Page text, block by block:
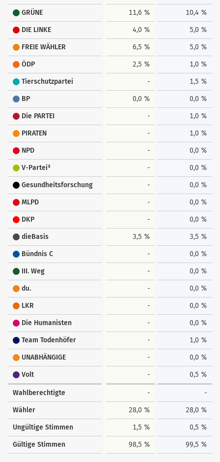
GRÜNE 11,6 % 10,4 %
DIE LINKE 4,0 % 5,0 %
FREIE WÄHLER 6,5 % 5,0 %
ÖDP 2,5 % 1,0 %
Tierschutzpartei - 1,5 %
BP 0,0 % 0,0 %
Die PARTEI - 1,0 %
PIRATEN - 1,0 %
NPD - 0,0 %
V-Partei³ - 0,0 %
Gesundheitsforschung - 0,0 %
MLPD - 0,0 %
DKP - 0,0 %
dieBasis 3,5 % 3,5 %
Bündnis C - 0,0 %
III. Weg - 0,0 %
du. - 0,0 %
LKR - 0,0 %
Die Humanisten - 0,0 %
Team Todenhöfer - 1,0 %
UNABHÄNGIGE - 0,0 %
Volt - 0,5 %
Wahlberechtigte - -
Wähler 28,0 % 28,0 %
Ungültige Stimmen 1,5 % 0,5 %
Gültige Stimmen 98,5 % 99,5 %